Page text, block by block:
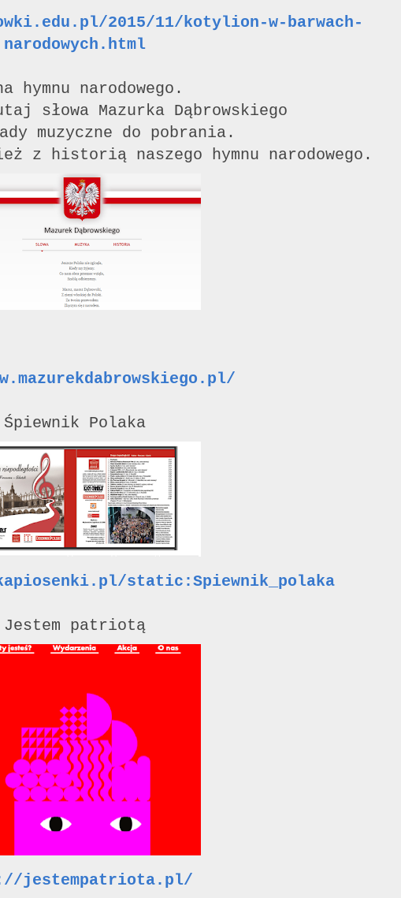
2015/11/kotylion-w-barwach-
narodowych.html
hymnu narodowego.
słowa Mazurka Dąbrowskiego
muzyczne do pobrania.
z historią naszego hymnu narodowego.
Śpiewnik Polaka
static:Spiewnik_polaka
Jestem patriotą
jestempatriota.pl/